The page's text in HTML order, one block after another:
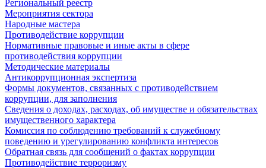
Региональный реестр
Мероприятия сектора
Народные мастера
Противодействие коррупции
Нормативные правовые и иные акты в сфере
противодействия коррупции
Методические материалы
Антикоррупционная экспертиза
Формы документов, связанных с противодействием
коррупции, для заполнения
Сведения о доходах, расходах, об имуществе и обязательствах
имущественного характера
Комиссия по соблюдению требований к служебному
поведению и урегулированию конфликта интересов
Обратная связь для сообщений о фактах коррупции
Противодействие терроризму